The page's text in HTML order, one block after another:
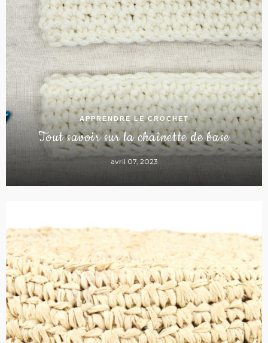
APPRENDRE LE CROCHET
Tout savoir sur la chaînette de base
avril 07, 2023